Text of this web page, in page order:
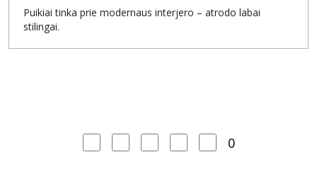
Puikiai tinka prie modernaus interjero – atrodo labai
stilingai.
0